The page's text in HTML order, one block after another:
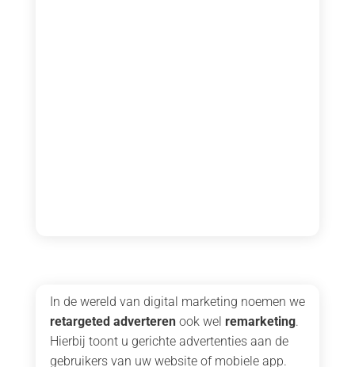
In de wereld van digital marketing noemen we
retargeted adverteren ook wel remarketing.
Hierbij toont u gerichte advertenties aan de
gebruikers van uw website of mobiele app.